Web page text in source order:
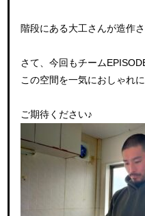
階段にある大工さんが造作
さて、今回もチーム
この空間を一気におしゃれ
ご期待ください♪